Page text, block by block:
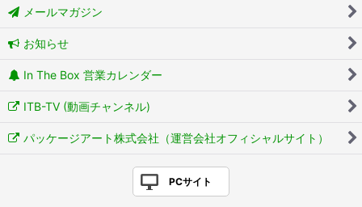
メールマガジン
お知らせ
In The Box 営業カレンダー
ITB-TV (動画チャンネル)
パッケージアート株式会社（運営会社オフィシャルサイト）
PCサイト